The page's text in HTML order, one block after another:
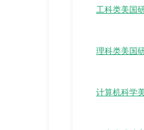
工科类美国
理科类美国
计算机科学